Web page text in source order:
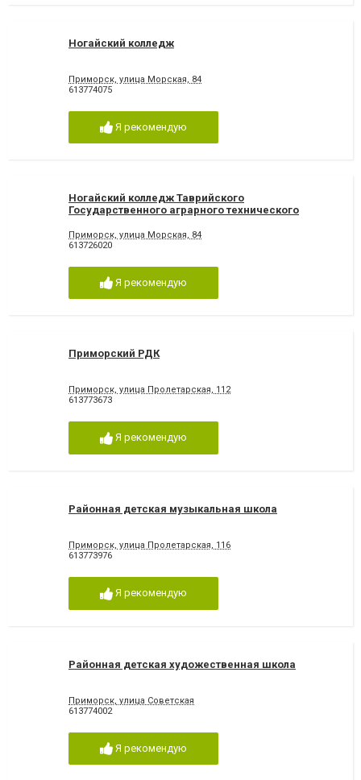
Ногайский колледж
Приморск, улица Морская, 84
613774075
Я рекомендую
Ногайский колледж Таврийского
Государственного аграрного технического
Приморск, улица Морская, 84
613726020
Я рекомендую
Приморский РДК
Приморск, улица Пролетарская, 112
613773673
Я рекомендую
Районная детская музыкальная школа
Приморск, улица Пролетарская, 116
613773976
Я рекомендую
Районная детская художественная школа
Приморск, улица Советская
613774002
Я рекомендую